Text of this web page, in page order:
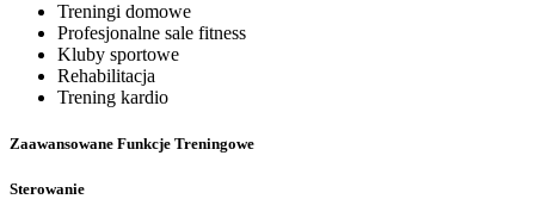
Treningi domowe
Profesjonalne sale fitness
Kluby sportowe
Rehabilitacja
Trening kardio
Zaawansowane Funkcje Treningowe
Sterowanie